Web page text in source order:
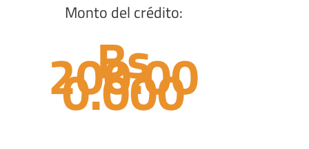
Monto del crédito:
Bs
200.00
0.000